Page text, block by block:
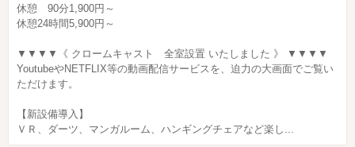
休憩 90分1,900円～
休憩24時間5,900円～
▼▼▼▼《 クロームキャスト 全室設置 いたしました 》 ▼▼▼▼
YoutubeやNETFLIX等の動画配信サービスを、迫力の大画面でご覧い
ただけます。
【新設備導入】
ＶＲ、ダーツ、マンガルーム、ハンギングチェアなど楽し...